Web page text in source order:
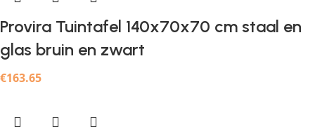
Provira Tuintafel 140x70x70 cm staal en
glas bruin en zwart
€163.65